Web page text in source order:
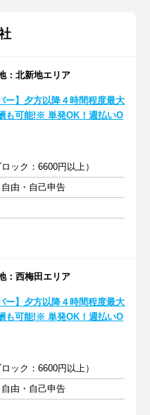
：北新地エリア
ー】夕方以降４時間程度最大
も可能!※ 単発OK！週払いO
ック：6600円以上）
由・自己申告
：西梅田エリア
ー】夕方以降４時間程度最大
も可能!※ 単発OK！週払いO
ック：6600円以上）
由・自己申告